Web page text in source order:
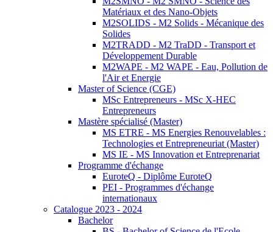
Matériaux et des Nano-Objets
M2SOLIDS - M2 Solids - Mécanique des
Solides
M2TRADD - M2 TraDD - Transport et
Développement Durable
M2WAPE - M2 WAPE - Eau, Pollution de
l'Air et Energie
Master of Science (CGE)
MSc Entrepreneurs - MSc X-HEC
Entrepreneurs
Mastère spécialisé (Master)
MS ETRE - MS Energies Renouvelables :
Technologies et Entrepreneuriat (Master)
MS IE - MS Innovation et Entreprenariat
Programme d'échange
EuroteQ - Diplôme EuroteQ
PEI - Programmes d'échange
internationaux
Catalogue 2023 - 2024
Bachelor